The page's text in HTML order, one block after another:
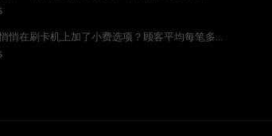
悄在刷卡机上加了小费选项？顾客平均每笔多...